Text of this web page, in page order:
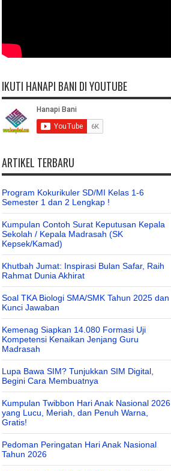
IKUTI HANAPI BANI DI YOUTUBE
ARTIKEL TERBARU
Program Kokurikuler SD/MI Kelas 1-6
Semester 1 dan 2 Lengkap !
Kumpulan Contoh Surat Keputusan Kepala
Sekolah / Kepala Madrasah (SK
Kepsek/Kamad)
Khutbah Jumat: Inspirasi Bulan Safar, Raih
Rahmat Dunia Akhirat
Soal TKA Biologi SMA/SMK Tahun 2025 dan
Kunci Jawaban
Kemenag Siapkan 14.080 Formasi Uji
Kompetensi Kenaikan Jenjang Guru
Madrasah
Lupa Bawa SIM? Tunjukkan SIM Digital,
Begini Cara Membuatnya
Kumpulan Twibbon Hari Anak Nasional 2026
yang Lucu, Meriah, dan Penuh Warna,
Gratis!
Pedoman Peringatan Hari Anak Nasional
Tahun 2026